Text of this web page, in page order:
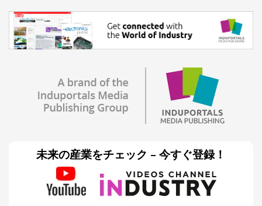
未来の産業をチェック – 今すぐ登録！